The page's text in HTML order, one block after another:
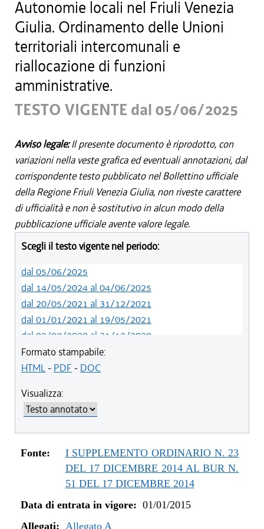
Autonomie locali nel Friuli Venezia
Giulia. Ordinamento delle Unioni
territoriali intercomunali e
riallocazione di funzioni
amministrative.
TESTO VIGENTE dal 05/06/2025
Avviso legale:Il presente documento è riprodotto, con
variazioni nella veste grafica ed eventuali annotazioni, dal
corrispondente testo pubblicato nel Bollettino ufficiale
della Regione Friuli Venezia Giulia, non riveste carattere
di ufficialità e non è sostitutivo in alcun modo della
pubblicazione ufficiale avente valore legale.
Scegli il testo vigente nel periodo:
dal 05/06/2025
dal 14/05/2024 al 04/06/2025
dal 20/05/2021 al 31/12/2021
dal 01/01/2021 al 19/05/2021
dal 02/07/2020 al 31/12/2020
dal 01/07/2020 al 01/07/2020
dal 21/05/2020 al 30/06/2020
dal 19/12/2019 al 31/12/2019
dal 21/11/2019 al 18/12/2019
dal 10/08/2019 al 20/11/2019
dal 11/07/2019 al 09/08/2019
dal 01/01/2019 al 10/07/2019
dal 16/08/2018 al 31/12/2018
dal 15/02/2018 al 29/06/2018
Formato stampabile:
HTML- PDF - DOC
Visualizza:
Fonte:
I SUPPLEMENTO ORDINARIO N. 23
DEL 17 DICEMBRE 2014 AL BUR N.
51 DEL 17 DICEMBRE 2014
Data di entrata in vigore: 01/01/2015
Allegati: Allegato A